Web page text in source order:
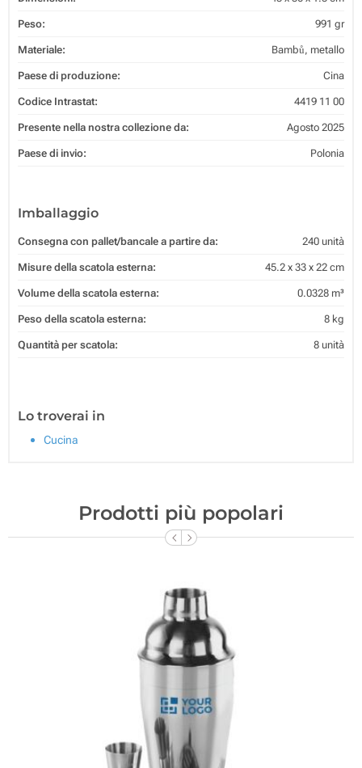
Peso: 991 gr
Materiale: Bambů, metallo
Paese di produzione: Cina
Codice Intrastat: 4419 11 00
Presente nella nostra collezione da: Agosto 2025
Paese di invio: Polonia
Imballaggio
Consegna con pallet/bancale a partire da: 240 unità
Misure della scatola esterna: 45.2 x 33 x 22 cm
Volume della scatola esterna: 0.0328 m³
Peso della scatola esterna: 8 kg
Quantità per scatola: 8 unità
Lo troverai in
Cucina
Prodotti più popolari